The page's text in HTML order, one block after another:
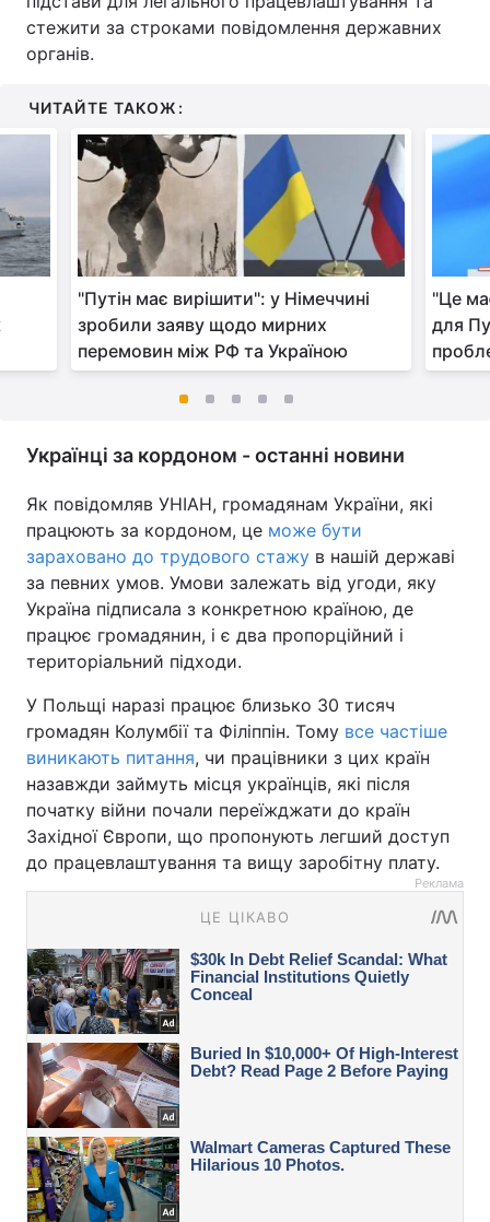
стежити за строками повідомлення державних
органів.
ЧИТАЙТЕ ТАКОЖ:
"Путін має вирішити": у Німеччині
зробили заяву щодо мирних
перемовин між РФ та Україною
"Це
для
Українці за кордоном - останні новини
Як повідомляв УНІАН, громадянам України, які
працюють за кордоном, це може бути
зараховано до трудового стажу в нашій державі
за певних умов. Умови залежать від угоди, яку
Україна підписала з конкретною країною, де
працює громадянин, і є два пропорційний і
територіальний підходи.
У Польщі наразі працює близько 30 тисяч
громадян Колумбії та Філіппін. Тому все частіше
виникають питання, чи працівники з цих країн
назавжди займуть місця українців, які після
початку війни почали переїжджати до країн
Західної Європи, що пропонують легший доступ
до працевлаштування та вищу заробітну плату.
Реклама